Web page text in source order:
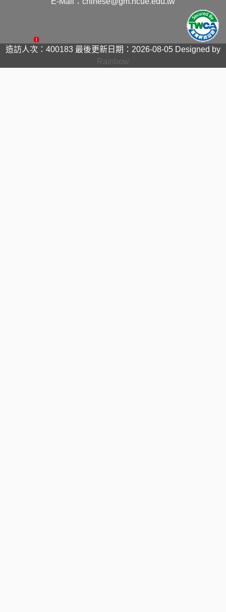
造訪人次：400183 最後更新日期：2026-08-05 Designed by
Rainbow